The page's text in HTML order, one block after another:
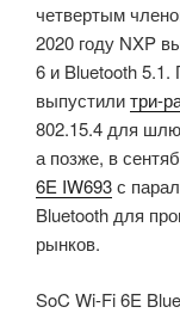
четвертым
2020 году NXP
6 и Bluetooth 5.1.
выпустилитри-
802.15.4 для
а позже, в
6E IW693с
Bluetooth для
рынков.
SoC Wi-Fi 6E